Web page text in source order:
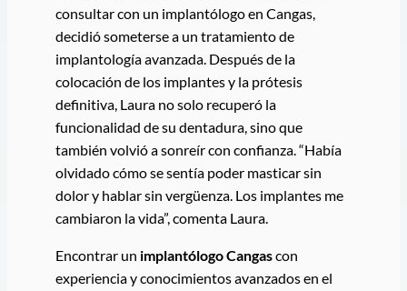
consultar con un implantólogo en Cangas,
decidió someterse a un tratamiento de
implantología avanzada. Después de la
colocación de los implantes y la prótesis
definitiva, Laura no solo recuperó la
funcionalidad de su dentadura, sino que
también volvió a sonreír con confianza. “Había
olvidado cómo se sentía poder masticar sin
dolor y hablar sin vergüenza. Los implantes me
cambiaron la vida”, comenta Laura.
Encontrar un implantólogo Cangascon
experiencia y conocimientos avanzados en el